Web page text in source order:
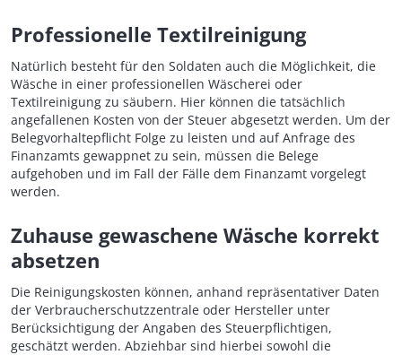
Professionelle Textilreinigung
Natürlich besteht für den Soldaten auch die Möglichkeit, die
Wäsche in einer professionellen Wäscherei oder
Textilreinigung zu säubern. Hier können die tatsächlich
angefallenen Kosten von der Steuer abgesetzt werden. Um der
Belegvorhaltepflicht Folge zu leisten und auf Anfrage des
Finanzamts gewappnet zu sein, müssen die Belege
aufgehoben und im Fall der Fälle dem Finanzamt vorgelegt
werden.
Zuhause gewaschene Wäsche korrekt
absetzen
Die Reinigungskosten können, anhand repräsentativer Daten
der Verbraucherschutzzentrale oder Hersteller unter
Berücksichtigung der Angaben des Steuerpflichtigen,
geschätzt werden. Abziehbar sind hierbei sowohl die